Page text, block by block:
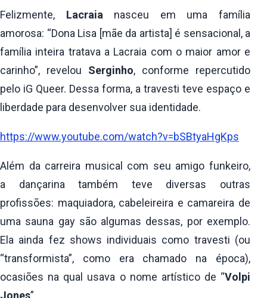
Felizmente, Lacraia nasceu em uma família
amorosa: “Dona Lisa [mãe da artista] é sensacional, a
família inteira tratava a Lacraia com o maior amor e
carinho”, revelou Serginho, conforme repercutido
pelo iG Queer. Dessa forma, a travesti teve espaço e
liberdade para desenvolver sua identidade.
https://www.youtube.com/watch?v=bSBtyaHgKps
Além da carreira musical com seu amigo funkeiro,
a dançarina também teve diversas outras
profissões: maquiadora, cabeleireira e camareira de
uma sauna gay são algumas dessas, por exemplo.
Ela ainda fez shows individuais como travesti (ou
“transformista”, como era chamado na época),
ocasiões na qual usava o nome artístico de “Volpi
Jones”.